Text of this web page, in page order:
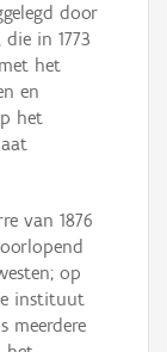
door
in 1773
het
en
het
van 1876
op
instituut
meerdere